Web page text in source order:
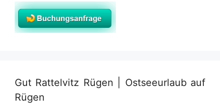
Gut Rattelvitz Rügen | Ostseeurlaub auf
Rügen